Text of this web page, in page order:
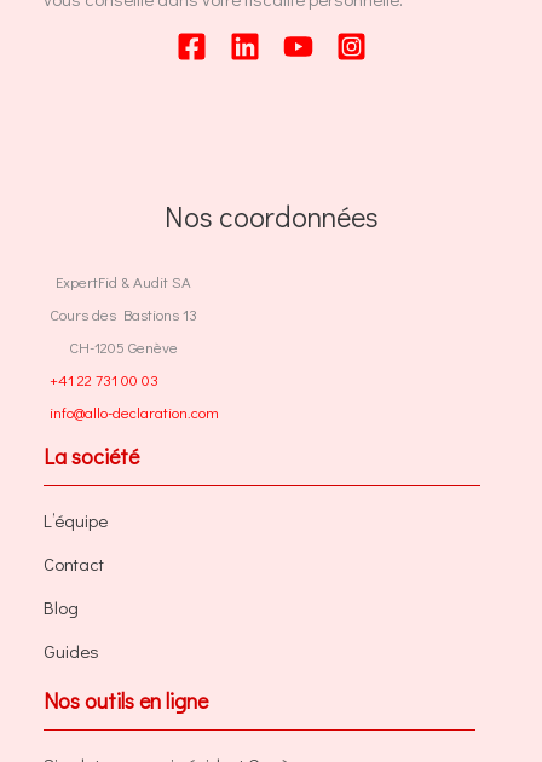
Nos coordonnées
ExpertFid & Audit SA
Cours des Bastions 13
CH-1205 Genève
+41 22 731 00 03
info@allo-declaration.com
La société
L’équipe
Contact
Blog
Guides
Nos outils en ligne